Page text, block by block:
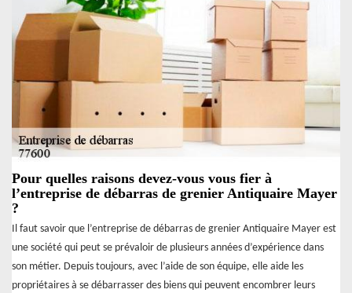
Pour quelles raisons devez-vous vous fier à
l’entreprise de débarras de grenier Antiquaire Mayer
?
Il faut savoir que l’entreprise de débarras de grenier Antiquaire Mayer est
une société qui peut se prévaloir de plusieurs années d’expérience dans
son métier. Depuis toujours, avec l’aide de son équipe, elle aide les
propriétaires à se débarrasser des biens qui peuvent encombrer leurs